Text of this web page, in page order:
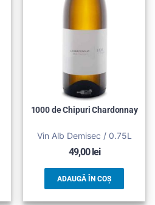
1000 de Chipuri Chardonnay
Vin Alb Demisec / 0.75L
49,00lei
ADAUGĂ ÎN COȘ